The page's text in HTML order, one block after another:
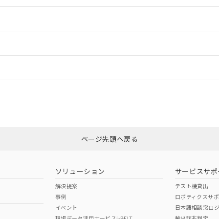
n: 70mm以上
ダウンロードはこちら
（日本
（アメリカ
ページ先頭へ戻る
ソリューション
解決提案
事例
イベント
サービスサポ
テスト機貸出
ロボティクスサ
日本語相談窓口